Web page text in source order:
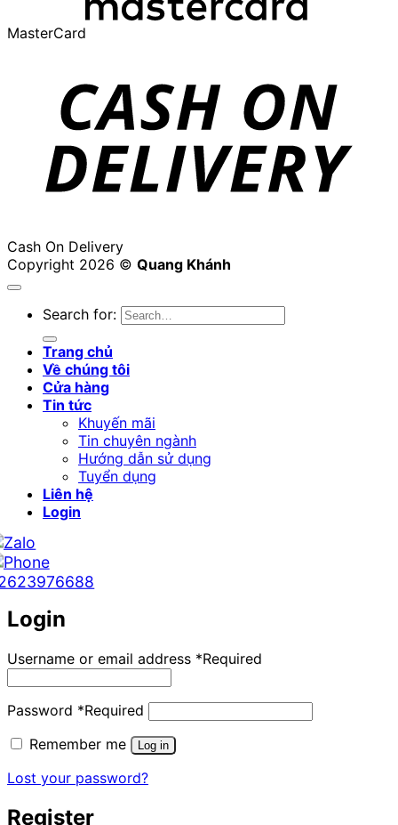
MasterCard
Cash On Delivery
Copyright 2026 © Quang Khánh
Search for:
Trang chủ
Về chúng tôi
Cửa hàng
Tin tức
Khuyến mãi
Tin chuyên ngành
Hướng dẫn sử dụng
Tuyển dụng
Liên hệ
Login
Login
Username or email address *Required
Password *Required
Remember me
Log in
Lost your password?
Register